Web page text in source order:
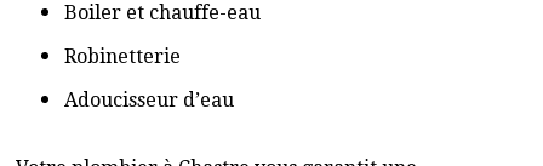
Boiler et chauffe-eau
Robinetterie
Adoucisseur d’eau